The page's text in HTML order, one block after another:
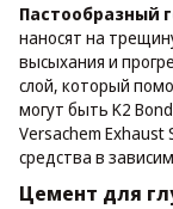
Пастообразный
наносят на
высыхания и
слой, который
могут быть K2
Versachem Exhaust
средства в
Цемент для